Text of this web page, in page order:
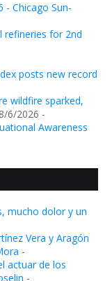
- Chicago Sun-
refineries for 2nd
posts new record
wildfire sparked,
6/2026 -
Awareness
mucho dolor y un
Vera y Aragón
-
actuar de los
-